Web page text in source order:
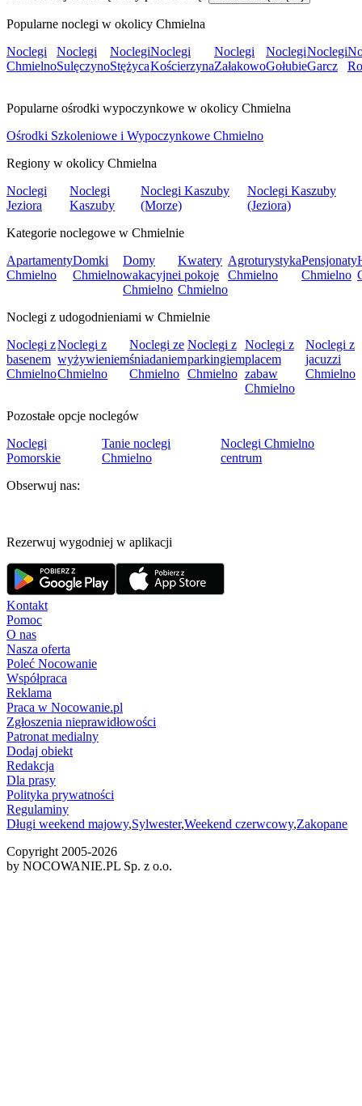
Popularne noclegi w okolicy Chmielna
Noclegi
Chmielno
Noclegi
Sulęczyno
Noclegi
Stężyca
Noclegi
Kościerzyna
Noclegi
Załakowo
Noclegi
Gołubie
Noclegi
Garcz
Popularne ośrodki wypoczynkowe w okolicy Chmielna
Ośrodki Szkoleniowe i Wypoczynkowe Chmielno
Regiony w okolicy Chmielna
Noclegi
Jeziora
Noclegi
Kaszuby
Noclegi Kaszuby
(Morze)
Noclegi Kaszuby
(Jeziora)
Kategorie noclegowe w Chmielnie
Apartamenty
Chmielno
Domki
Chmielno
Domy
wakacyjne
Chmielno
Kwatery
i pokoje
Chmielno
Agroturystyka
Chmielno
Pensjonaty
Chmielno
Noclegi z udogodnieniami w Chmielnie
Noclegi z
basenem
Chmielno
Noclegi z
wyżywieniem
Chmielno
Noclegi ze
śniadaniem
Chmielno
Noclegi z
parkingiem
Chmielno
Noclegi z
placem
zabaw
Chmielno
Noclegi z
jacuzzi
Chmielno
Pozostałe opcje noclegów
Noclegi
Pomorskie
Tanie noclegi
Chmielno
Noclegi Chmielno
centrum
Obserwuj nas:
Rezerwuj wygodniej w aplikacji
Kontakt
Pomoc
O nas
Nasza oferta
Poleć Nocowanie
Współpraca
Reklama
Praca w Nocowanie.pl
Zgłoszenia nieprawidłowości
Patronat medialny
Dodaj obiekt
Redakcja
Dla prasy
Polityka prywatności
Regulaminy
Długi weekend majowy,Sylwester,Weekend czerwcowy,Zakopane
Copyright 2005-2026
by NOCOWANIE.PL Sp. z o.o.